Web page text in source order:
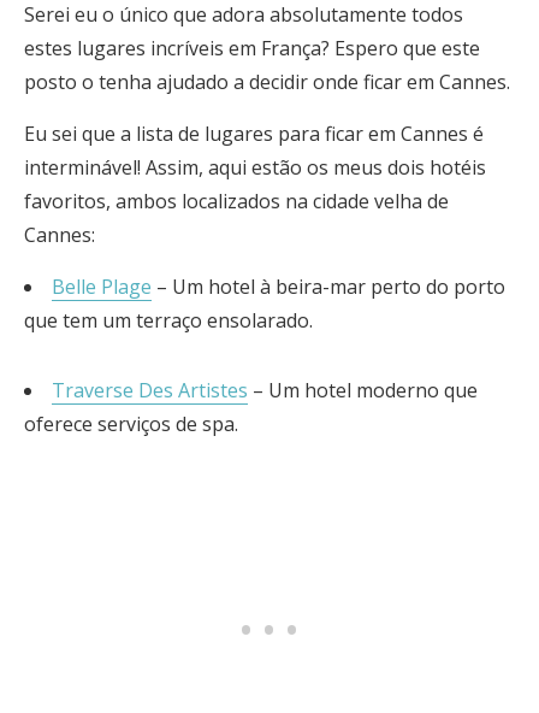
Serei eu o único que adora absolutamente todos
estes lugares incríveis em França? Espero que este
posto o tenha ajudado a decidir onde ficar em Cannes.
Eu sei que a lista de lugares para ficar em Cannes é
interminável! Assim, aqui estão os meus dois hotéis
favoritos, ambos localizados na cidade velha de
Cannes:
Belle Plage – Um hotel à beira-mar perto do porto
que tem um terraço ensolarado.
Traverse Des Artistes – Um hotel moderno que
oferece serviços de spa.